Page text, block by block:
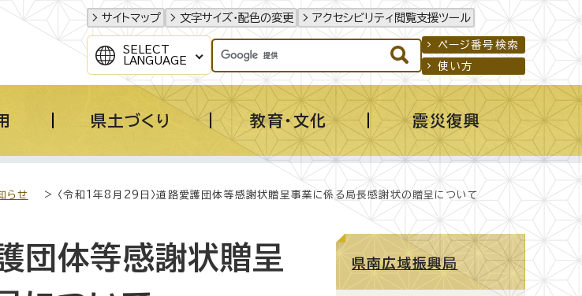
サイトマップ 文字サイズ・配色の変更 アクセシビリティ閲覧支援ツール
SELECT
LANGUAGE
ページ番号検索
使い方
県土づくり 教育・文化 震災復興
らせ > 〈令和1年8月29日〉道路愛護団体等感謝状贈呈事業に係る局長感謝状の贈呈について
団体等感謝状贈呈
県南広域振興局